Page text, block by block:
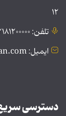
۱۲
تلفن: ۰۲۱۸۱۲۰۰۰۰۰
ایمیل: public@tebyan.com
دسترسی